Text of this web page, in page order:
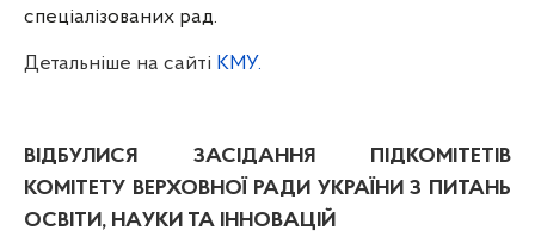
спеціалізованих рад.
Детальніше на сайті КМУ.
ВІДБУЛИСЯ ЗАСІДАННЯ ПІДКОМІТЕТІВ
КОМІТЕТУ ВЕРХОВНОЇ РАДИ УКРАЇНИ З ПИТАНЬ
ОСВІТИ, НАУКИ ТА ІННОВАЦІЙ